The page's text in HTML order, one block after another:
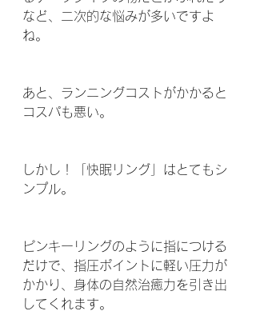
など、二次的な悩みが多いですよ
ね。
あと、ランニングコストがかかると
コスパも悪い。
しかし！「快眠リング」はとてもシ
ンプル。
ピンキーリングのように指につける
だけで、指圧ポイントに軽い圧力が
かかり、身体の自然治癒力を引き出
してくれます。